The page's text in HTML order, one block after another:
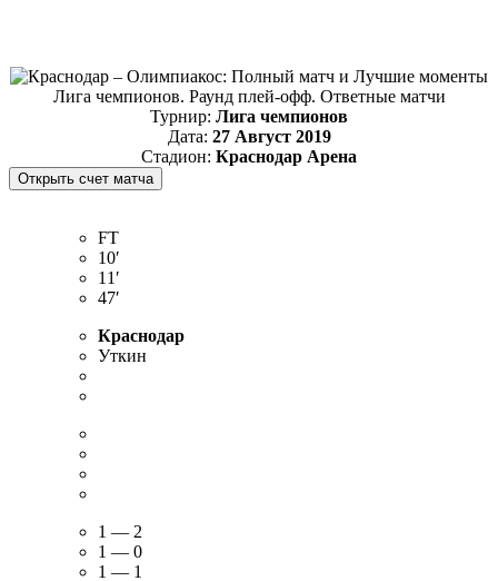
Лига чемпионов. Раунд плей-офф. Ответные матчи
Турнир: Лига чемпионов
Дата: 27 Август 2019
Стадион: Краснодар Арена
FT
10′
11′
47′
Краснодар
Уткин
1 — 2
1 — 0
1 — 1